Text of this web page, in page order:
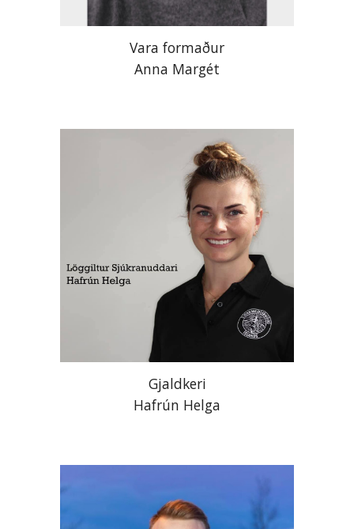
Vara formaður
Anna Margét
Gjaldkeri
Hafrún Helga